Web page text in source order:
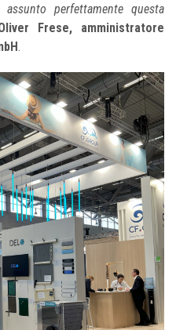
perfettamente questa
Frese, amministratore